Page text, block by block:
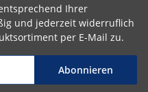
Ihrer
und jederzeit widerruflich
per E-Mail zu.
Abonnieren